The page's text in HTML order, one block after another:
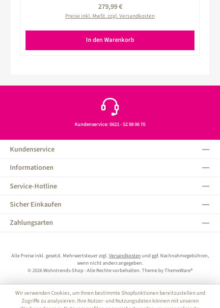
Regulärer Preis:
279,99 €
Preise inkl. MwSt. zzgl. Versandkosten
In den Warenkorb
Kundenservice: 0621 - 52 98 06 70
Kundenservice
Informationen
Service-Hotline
Sicher Einkaufen
Zahlungsarten
Alle Preise inkl. gesetzl. Mehrwertsteuer zzgl. Versandkosten und ggf. Nachnahmegebühren,
wenn nicht anders angegeben.
© 2026 Wohntrends-Shop - Alle Rechte vorbehalten. Theme byThemeWare®
Wir verwenden Cookies, um Ihnen bestimmte Shopfunktionen bereitzustellen und
Zugriffe zu analysieren. Ihre Nutzer- und Nutzungsdaten können mit unseren